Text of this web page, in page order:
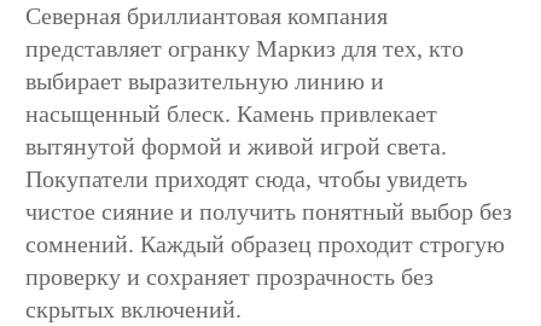
Северная бриллиантовая компания
представляет огранку Маркиз для тех, кто
выбирает выразительную линию и
насыщенный блеск. Камень привлекает
вытянутой формой и живой игрой света.
Покупатели приходят сюда, чтобы увидеть
чистое сияние и получить понятный выбор без
сомнений. Каждый образец проходит строгую
проверку и сохраняет прозрачность без
скрытых включений.